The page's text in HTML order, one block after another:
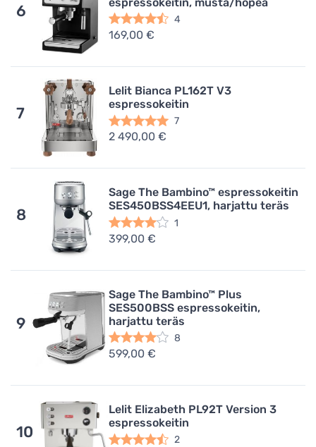
6 4
169,00 €
7
Lelit Bianca PL162T V3
espressokeitin
7
2 490,00 €
8
Sage The Bambino™ espressokeitin
SES450BSS4EEU1, harjattu teräs
1
399,00 €
9
Sage The Bambino™ Plus
SES500BSS espressokeitin,
harjattu teräs
8
599,00 €
10
Lelit Elizabeth PL92T Version 3
espressokeitin
2